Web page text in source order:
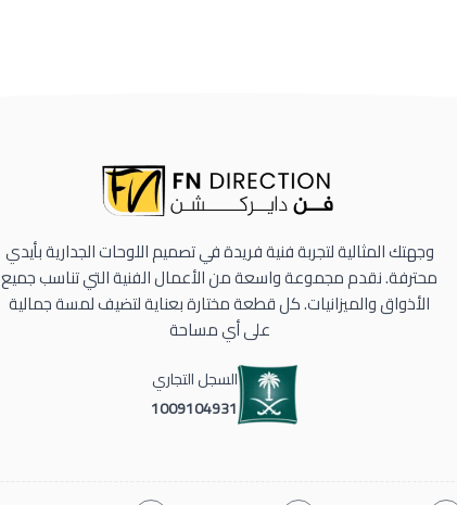
وجهتك المثالية لتجربة فنية فريدة في تصميم اللوحات الجدارية بأيدي
محترفة. نقدم مجموعة واسعة من الأعمال الفنية التي تناسب جميع
الأذواق والميزانيات. كل قطعة مختارة بعناية لتضيف لمسة جمالية
على أي مساحة
السجل التجاري
1009104931